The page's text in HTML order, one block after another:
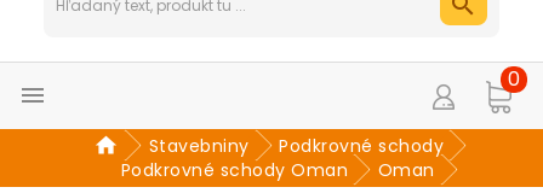

0
Stavebniny
Podkrovné schody
Podkrovné schody Oman
Oman